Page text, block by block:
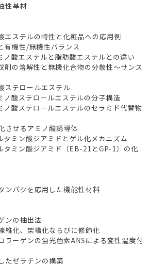
性基材
ステルの特性と化粧品への応用例
性/無機性バランス
エステルと脂肪酸エステルとの違い
溶解性と無機化合物の分散性～サンス
テロールエステル
ステロールエステルの分子構造
ステロールエステルのセラミド代替物
せるアミノ酸誘導体
ン酸ジアミドとゲル化メカニズム
ン酸ジアミド（EB-21とGP-1）の化
パクを応用した機能性材料
の抽出法
化、架橋化ならびに修飾化
ーゲンの蛍光色素ANSによる変性温度付
ゼラチンの構築